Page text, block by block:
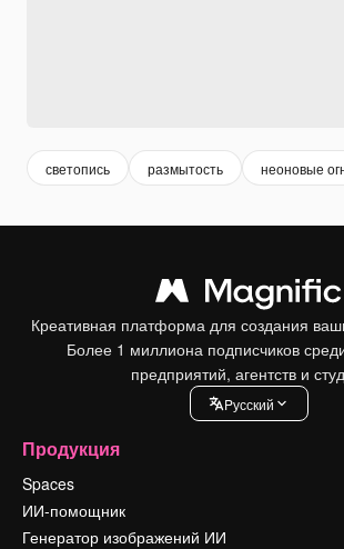
светопись размытость неоновые
Креативная платформа для создания
Более 1 миллиона подписчиков
предприятий, агентств и
Pусский
Продукция
Spaces
ИИ-помощник
Генератор изображений ИИ